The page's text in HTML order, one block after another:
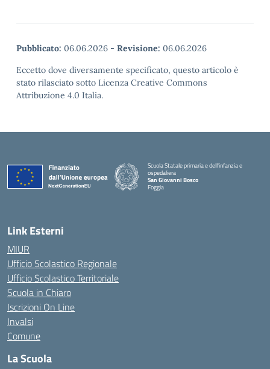
Pubblicato: 06.06.2026 - Revisione: 06.06.2026
Eccetto dove diversamente specificato, questo articolo è
stato rilasciato sotto Licenza Creative Commons
Attribuzione 4.0 Italia.
Scuola Statale primaria e dell'infanzia e
ospedaliera
San Giovanni Bosco
Foggia
Link Esterni
MIUR
Ufficio Scolastico Regionale
Ufficio Scolastico Territoriale
Scuola in Chiaro
Iscrizioni On Line
Invalsi
Comune
La Scuola